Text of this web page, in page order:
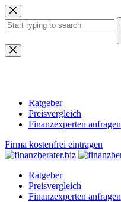
Zum
Inhalt
springen
Keine
Ergebnisse
Ratgeber
Preisvergleich
Finanzexperten anfragen
Firma kostenfrei eintragen
Ratgeber
Preisvergleich
Finanzexperten anfragen